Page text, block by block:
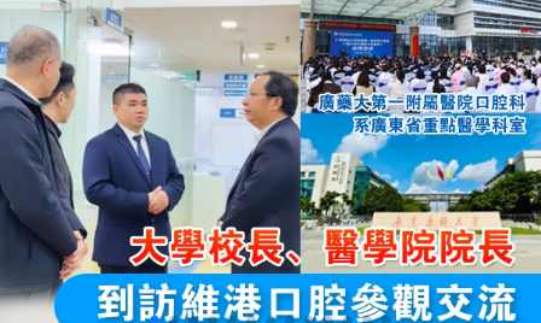
醫生介紹 doctor introduction
醫療新聞 medical news
種植牙 dental implant
箍牙 orthodontics
收費標準 change standard
預約牙醫 contact us
WhatsApp預約